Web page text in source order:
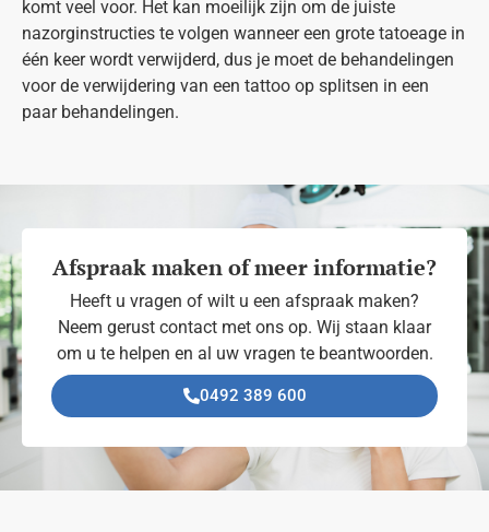
komt veel voor. Het kan moeilijk zijn om de juiste
nazorginstructies te volgen wanneer een grote tatoeage in
één keer wordt verwijderd, dus je moet de behandelingen
voor de verwijdering van een tattoo op splitsen in een
paar behandelingen.
Afspraak maken of meer informatie?
Heeft u vragen of wilt u een afspraak maken?
Neem gerust contact met ons op. Wij staan klaar
om u te helpen en al uw vragen te beantwoorden.
0492 389 600